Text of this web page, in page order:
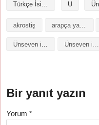
Türkçe İsimler U
akrostiş arapça yazılışı
Ünseven isminin anlamı Ünseven isminin baş harfleriyle şiir
Bir yanıt yazın
Yorum*